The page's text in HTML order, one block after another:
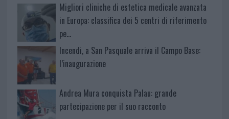
Migliori cliniche di estetica medicale avanzata
in Europa: classifica dei 5 centri di riferimento
pe…
Incendi, a San Pasquale arriva il Campo Base:
l’inaugurazione
Andrea Mura conquista Palau: grande
partecipazione per il suo racconto